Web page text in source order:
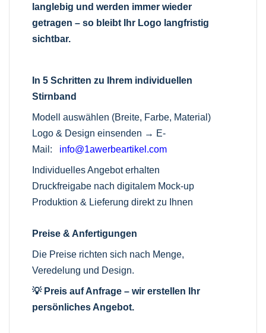
langlebig und werden immer wieder
getragen – so bleibt Ihr Logo langfristig
sichtbar.
In 5 Schritten zu Ihrem individuellen
Stirnband
Modell auswählen (Breite, Farbe, Material)
Logo & Design einsenden → E-
Mail:
info@1awerbeartikel.com
Individuelles Angebot erhalten
Druckfreigabe nach digitalem Mock-up
Produktion & Lieferung direkt zu Ihnen
Preise & Anfertigungen
Die Preise richten sich nach Menge,
Veredelung und Design.
💡 Preis auf Anfrage – wir erstellen Ihr
persönliches Angebot.